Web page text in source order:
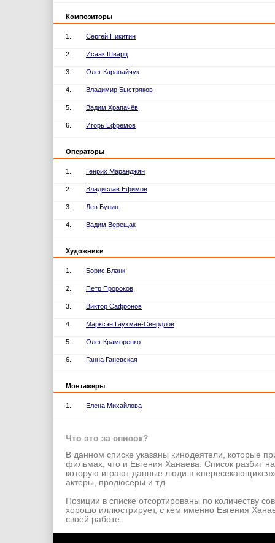
Композиторы
1. Сергей Никитин
2. Исаак Шварц
3. Олег Каравайчук
4. Владимир Быстряков
5. Вадим Храпачёв
6. Игорь Ефремов
Операторы
1. Генрих Маранджян
2. Владислав Ефимов
3. Лев Бунин
4. Вадим Верещак
Художники
1. Борис Бланк
2. Петр Пророков
3. Виктор Сафронов
4. Марксэн Гаухман-Свердлов
5. Олег Краморенко
6. Ганна Ганевская
Монтажеры
1. Елена Михайлова
Что это за список?
В данном списке указаны кинодеятели, которые
фильмах, что и Евгения Ханаева. Список разбит
которую играют данные люди в
актеры, продюсеры и т.д.
Позиции в списке отсортированы по количеству
хорошо иллюстрирует, с кем именно Евгения
своей работе.